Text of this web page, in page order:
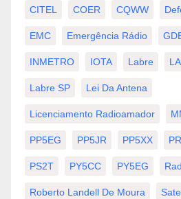
CITEL COER CQWW
EMC Emergência Rádio
INMETRO IOTA Labre
Labre SP Lei Da Antena
Licenciamento Radioamador
PP5EG PP5JR PP5XX
PS2T PY5CC PY5EG
Roberto Landell De Moura